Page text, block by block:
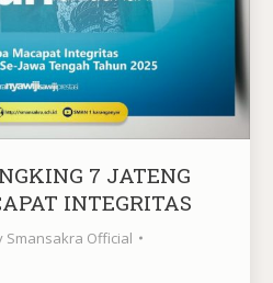
7 JATENG
INTEGRITAS
Smansakra Official